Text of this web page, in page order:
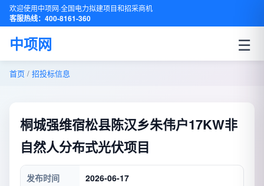
欢迎使用中项网·全国电力拟建项目和招采商机
客服热线：400-8161-360
中项网 ☰
首页 / 招投标信息
桐城强维宿松县陈汉乡朱伟户17KW非
自然人分布式光伏项目
发布时间 2026-06-17